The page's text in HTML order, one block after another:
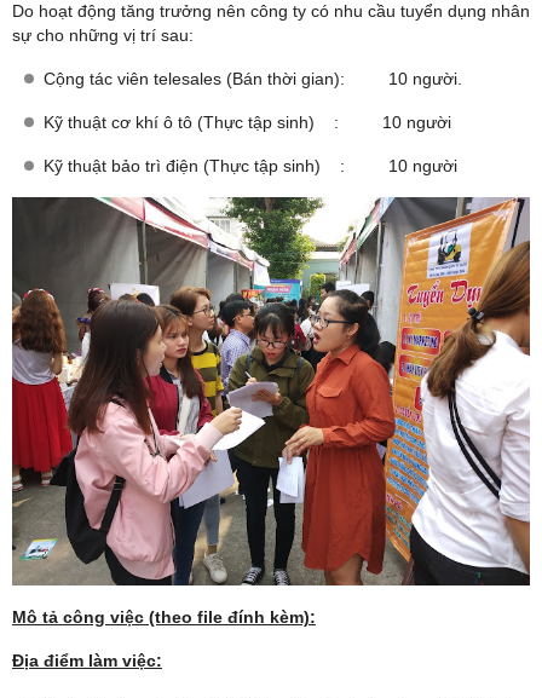
Do hoạt động tăng trưởng nên công ty có nhu cầu tuyển dụng nhân
sự cho những vị trí sau:
Cộng tác viên telesales (Bán thời gian): 10 người.
Kỹ thuật cơ khí ô tô (Thực tập sinh) : 10 người
Kỹ thuật bảo trì điện (Thực tập sinh) : 10 người
Mô tả công việc (theo file đính kèm):
Địa điểm làm việc: